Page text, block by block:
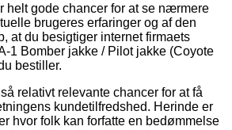
helt gode chancer for at se nærmere
brugeres erfaringer og af den
at du besigtiger internet firmaets
1 Bomber jakke / Pilot jakke (Coyote
bestiller.
relativt relevante chancer for at få
kundetilfredshed. Herinde er
hvor folk kan forfatte en bedømmelse